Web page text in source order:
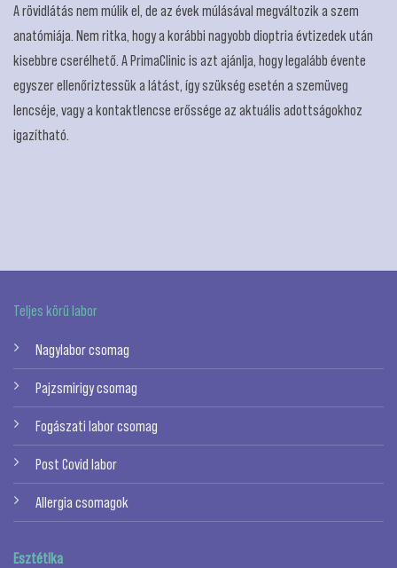
A rövidlátás nem múlik el, de az évek múlásával megváltozik a szem
anatómiája. Nem ritka, hogy a korábbi nagyobb dioptria évtizedek után
kisebbre cserélhető. A PrimaClinic is azt ajánlja, hogy legalább évente
egyszer ellenőriztessük a látást, így szükség esetén a szemüveg
lencséje, vagy a kontaktlencse erőssége az aktuális adottságokhoz
igazítható.
Teljes körű labor
Nagylabor csomag
Pajzsmirigy csomag
Fogászati labor csomag
Post Covid labor
Allergia csomagok
Esztétika